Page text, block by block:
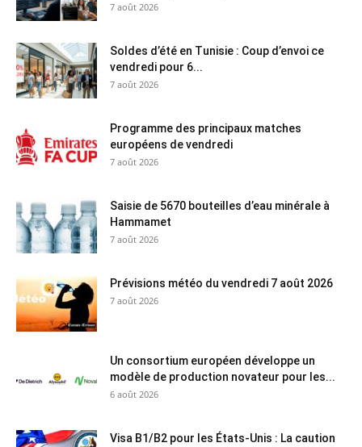
7 août 2026
Soldes d’été en Tunisie : Coup d’envoi ce
vendredi pour 6...
7 août 2026
Programme des principaux matches
européens de vendredi
7 août 2026
Saisie de 5670 bouteilles d’eau minérale à
Hammamet
7 août 2026
Prévisions météo du vendredi 7 août 2026
7 août 2026
Un consortium européen développe un
modèle de production novateur pour les...
6 août 2026
Visa B1/B2 pour les États-Unis : La caution